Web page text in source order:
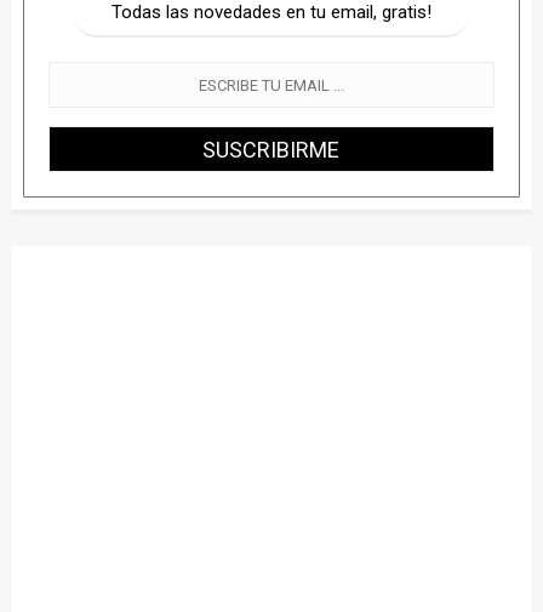
Todas las novedades en tu email, gratis!